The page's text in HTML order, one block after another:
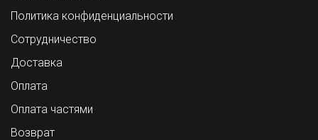
Политика конфиденциальности
Сотрудничество
Доставка
Оплата
Оплата частями
Возврат